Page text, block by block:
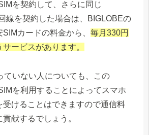
を契約して、さらに同じ
線を契約した場合は、BIGLOBEの
カードの料金から、 毎月330円
ービスがあります。
ていない人についても、この
を利用することによってスマホ
受けることはできますので通信料
献するでしょう。